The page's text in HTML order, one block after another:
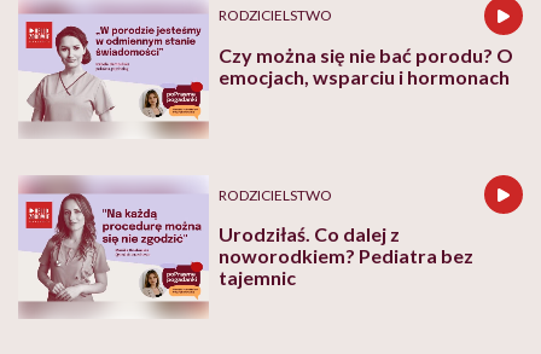
RODZICIELSTWO
Czy można się nie bać porodu? O
emocjach, wsparciu i hormonach
RODZICIELSTWO
Urodziłaś. Co dalej z
noworodkiem? Pediatra bez
tajemnic